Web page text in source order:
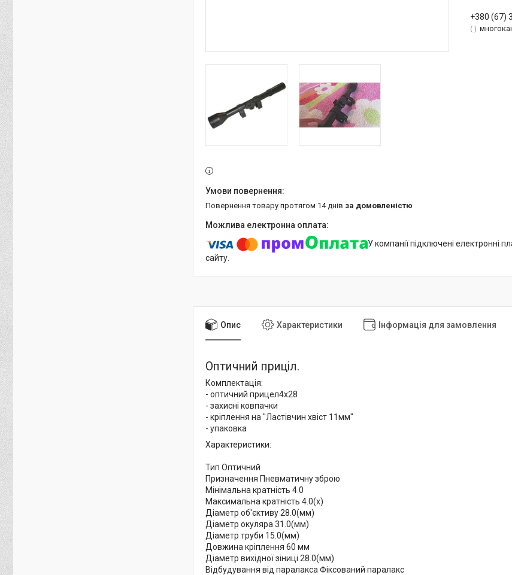
+380 (67)
повернення товару протягом 14 днів за домовленістю
У компанії підключені електронні
сайту.
Опис Характеристики Інформація для замовлення
Оптичний приціл.
Комплектація:
- оптичний прицел4х28
- захисні ковпачки
- кріплення на "Ластівчин хвіст 11мм"
- упаковка
Характеристики:
Тип Оптичний
Призначення Пневматичну зброю
Мінімальна кратність 4.0
Максимальна кратність 4.0(х)
Діаметр об'єктиву 28.0(мм)
Діаметр окуляра 31.0(мм)
Діаметр труби 15.0(мм)
Довжина кріплення 60 мм
Діаметр вихідної зіниці 28.0(мм)
Відбудування від паралакса Фіксований паралакс